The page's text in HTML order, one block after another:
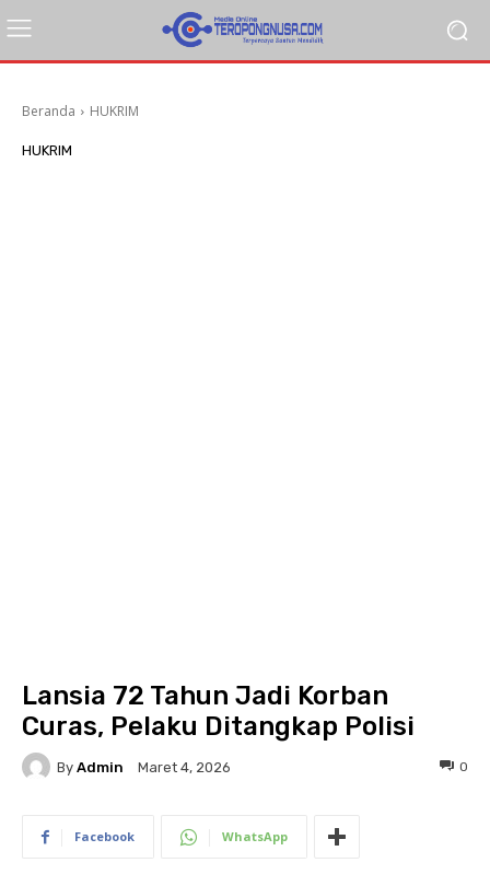
Beranda HUKRIM
HUKRIM
Lansia 72 Tahun Jadi Korban
Curas, Pelaku Ditangkap Polisi
By Admin Maret 4, 2026 0
Facebook WhatsApp